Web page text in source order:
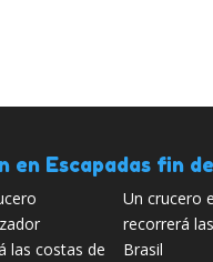
en Escapadas fin
Un crucero
recorrerá
Brasil